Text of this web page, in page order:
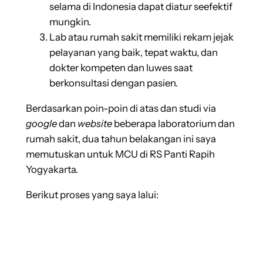
selama di Indonesia dapat diatur seefektif
mungkin.
Lab atau rumah sakit memiliki rekam jejak
pelayanan yang baik, tepat waktu, dan
dokter kompeten dan luwes saat
berkonsultasi dengan pasien.
Berdasarkan poin-poin di atas dan studi via
googledan websitebeberapa laboratorium dan
rumah sakit, dua tahun belakangan ini saya
memutuskan untuk MCU di RS Panti Rapih
Yogyakarta.
Berikut proses yang saya lalui: